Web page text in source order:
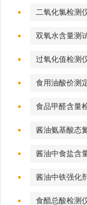
二氧化氯检测
双氧水含量测
过氧化值检测
食用油酸价测
食品甲醛含量
酱油氨基酸态
酱油中食盐含
酱油中铁强化
食醋总酸检测